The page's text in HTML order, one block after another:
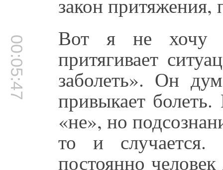
00:05:47 Вот я не хочу
притягивает
заболеть». Он
привыкает
«не», но
то и случается.
постоянно